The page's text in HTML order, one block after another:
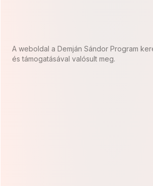
A weboldal a Demján Sándor Program
és támogatásával valósult meg.